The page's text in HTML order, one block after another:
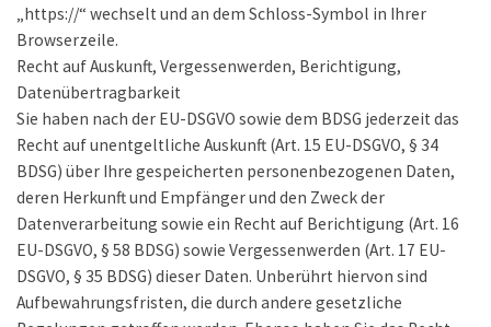
„https://“ wechselt und an dem Schloss-Symbol in Ihrer
Browserzeile.
Recht auf Auskunft, Vergessenwerden, Berichtigung,
Datenübertragbarkeit
Sie haben nach der EU-DSGVO sowie dem BDSG jederzeit das
Recht auf unentgeltliche Auskunft (Art. 15 EU-DSGVO, § 34
BDSG) über Ihre gespeicherten personenbezogenen Daten,
deren Herkunft und Empfänger und den Zweck der
Datenverarbeitung sowie ein Recht auf Berichtigung (Art. 16
EU-DSGVO, § 58 BDSG) sowie Vergessenwerden (Art. 17 EU-
DSGVO, § 35 BDSG) dieser Daten. Unberührt hiervon sind
Aufbewahrungsfristen, die durch andere gesetzliche